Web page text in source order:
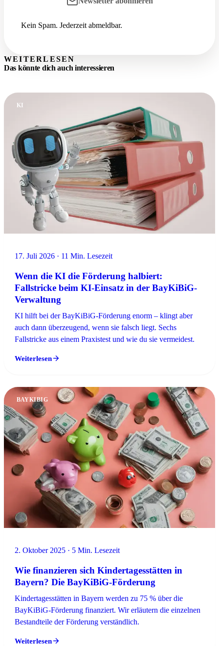
Kein Spam. Jederzeit abmeldbar.
WEITERLESEN
Das könnte dich auch interessieren
KI
17. Juli 2026 · 11 Min. Lesezeit
Wenn die KI die Förderung halbiert:
Fallstricke beim KI-Einsatz in der BayKiBiG-
Verwaltung
KI hilft bei der BayKiBiG-Förderung enorm – klingt aber
auch dann überzeugend, wenn sie falsch liegt. Sechs
Fallstricke aus einem Praxistest und wie du sie vermeidest.
Weiterlesen
BAYKIBIG
2. Oktober 2025 · 5 Min. Lesezeit
Wie finanzieren sich Kindertagesstätten in
Bayern? Die BayKiBiG-Förderung
Kindertagesstätten in Bayern werden zu 75 % über die
BayKiBiG-Förderung finanziert. Wir erläutern die einzelnen
Bestandteile der Förderung verständlich.
Weiterlesen